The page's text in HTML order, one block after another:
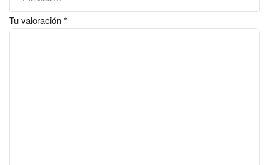
Tu valoración*